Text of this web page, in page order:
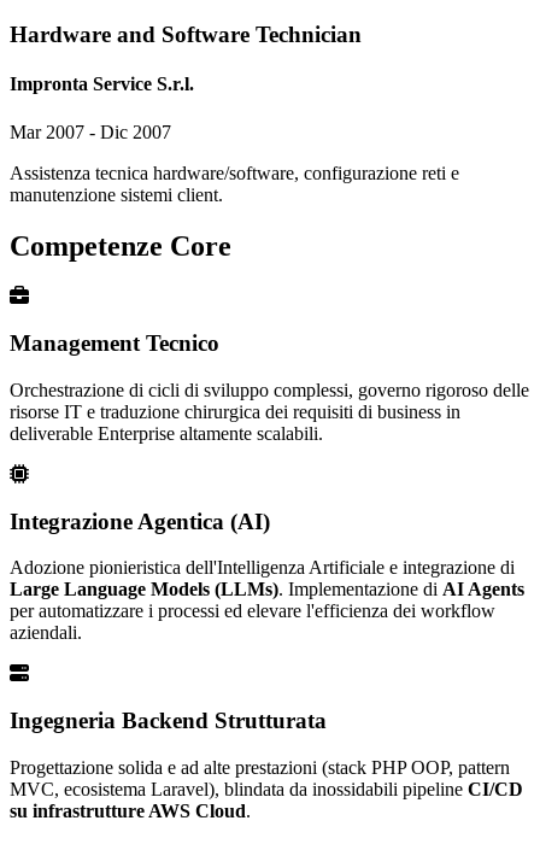
Hardware and Software Technician
Impronta Service S.r.l.
Mar 2007 - Dic 2007
Assistenza tecnica hardware/software, configurazione reti e
manutenzione sistemi client.
Competenze Core
Management Tecnico
Orchestrazione di cicli di sviluppo complessi, governo rigoroso delle
risorse IT e traduzione chirurgica dei requisiti di business in
deliverable Enterprise altamente scalabili.
Integrazione Agentica (AI)
Adozione pionieristica dell'Intelligenza Artificiale e integrazione di
Large Language Models (LLMs). Implementazione di AI Agents
per automatizzare i processi ed elevare l'efficienza dei workflow
aziendali.
Ingegneria Backend Strutturata
Progettazione solida e ad alte prestazioni (stack PHP OOP, pattern
MVC, ecosistema Laravel), blindata da inossidabili pipeline CI/CD
su infrastrutture AWS Cloud.